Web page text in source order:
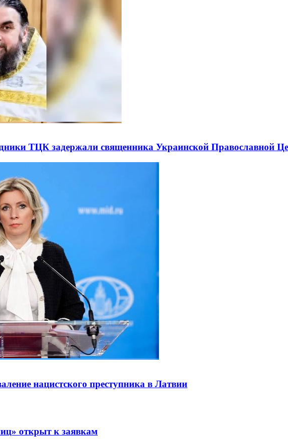
ТЦК задержали священника Украинской Православной
нацистского преступника в Латвии
открыт к заявкам